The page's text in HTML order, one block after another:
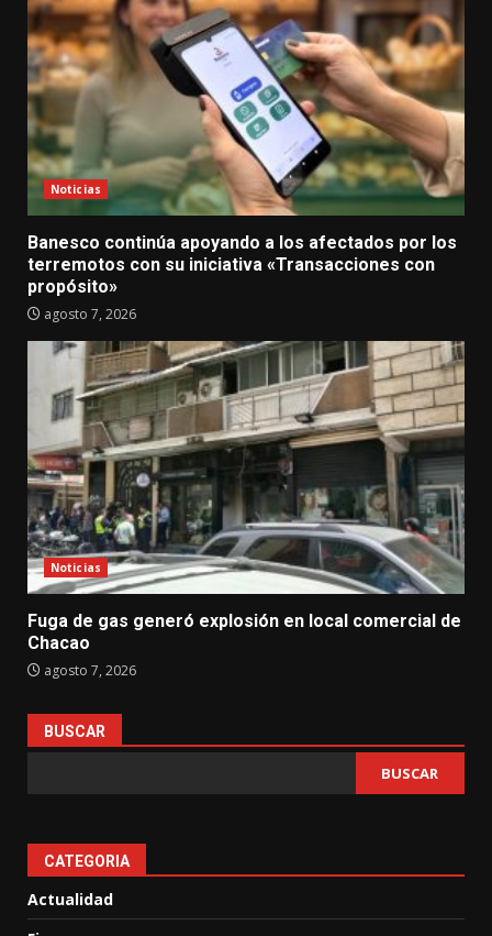
Noticias
Banesco continúa apoyando a los afectados por los
terremotos con su iniciativa «Transacciones con
propósito»
agosto 7, 2026
Noticias
Fuga de gas generó explosión en local comercial de
Chacao
agosto 7, 2026
BUSCAR
BUSCAR
CATEGORIA
Actualidad